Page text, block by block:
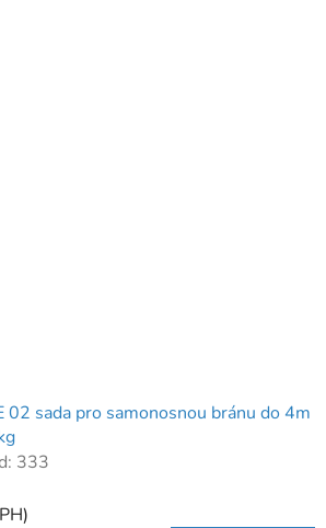
02 sada pro samonosnou bránu do 4m
333